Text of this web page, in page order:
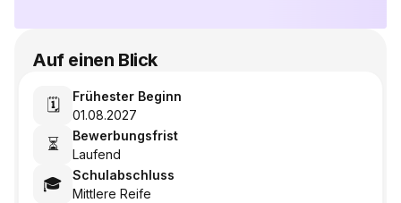
Auf einen Blick
🗓️
Frühester Beginn
01.08.2027
⏳
Bewerbungsfrist
Laufend
🎓
Schulabschluss
Mittlere Reife